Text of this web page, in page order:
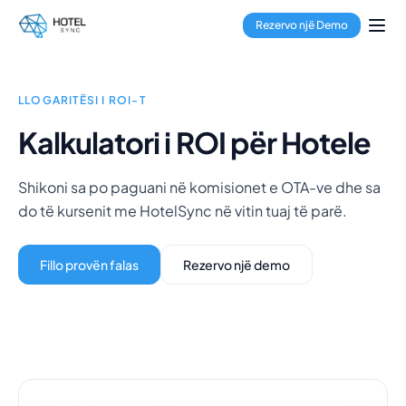
Kalo te përmbajtja kryesore
Menaxhimi i Pronave
Menaxheri i Kanaleve
Qendra Shumëpronëshe
Aplikacioni i Pastrimit
Bujtina
Hotele Kondominium
Menaxherë Pronash
Rreth Nesh
Rezervo një Demo
LLOGARITËSI I ROI-T
Kalkulatori i ROI për Hotele
Shikoni sa po paguani në komisionet e OTA-ve dhe sa
do të kursenit me HotelSync në vitin tuaj të parë.
Fillo provën falas Rezervo një demo